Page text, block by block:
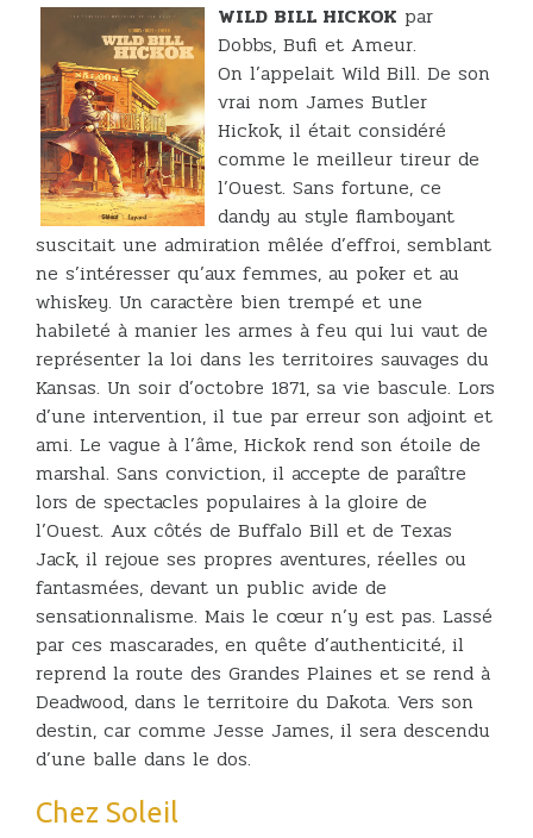
WILD BILL HICKOK par
Dobbs, Bufi et Ameur.
On l’appelait Wild Bill. De son
vrai nom James Butler
Hickok, il était considéré
comme le meilleur tireur de
l’Ouest. Sans fortune, ce
dandy au style flamboyant
suscitait une admiration mêlée d’effroi, semblant
ne s’intéresser qu’aux femmes, au poker et au
whiskey. Un caractère bien trempé et une
habileté à manier les armes à feu qui lui vaut de
représenter la loi dans les territoires sauvages du
Kansas. Un soir d’octobre 1871, sa vie bascule. Lors
d’une intervention, il tue par erreur son adjoint et
ami. Le vague à l’âme, Hickok rend son étoile de
marshal. Sans conviction, il accepte de paraître
lors de spectacles populaires à la gloire de
l’Ouest. Aux côtés de Buffalo Bill et de Texas
Jack, il rejoue ses propres aventures, réelles ou
fantasmées, devant un public avide de
sensationnalisme. Mais le cœur n’y est pas. Lassé
par ces mascarades, en quête d’authenticité, il
reprend la route des Grandes Plaines et se rend à
Deadwood, dans le territoire du Dakota. Vers son
destin, car comme Jesse James, il sera descendu
d’une balle dans le dos.
Chez Soleil